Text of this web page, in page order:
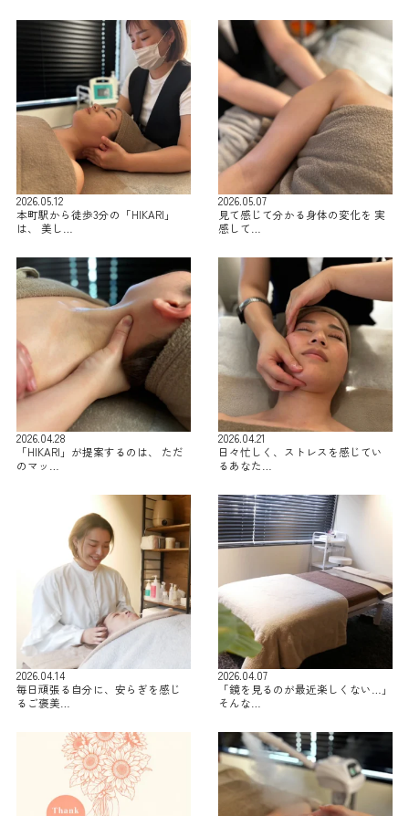
2026.05.12
本町駅から徒歩3分の「HIKARI」
は、 美し…
2026.05.07
見て感じて分かる身体の変化を 実
感して…
2026.04.28
「HIKARI」が提案するのは、 ただ
のマッ…
2026.04.21
日々忙しく、ストレスを感じてい
るあなた…
2026.04.14
毎日頑張る自分に、安らぎを感じ
るご褒美…
2026.04.07
「鏡を見るのが最近楽しくない…」
そんな…